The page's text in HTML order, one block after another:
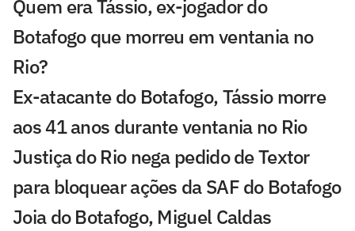
Quem era Tássio, ex-jogador do
Botafogo que morreu em ventania no
Rio?
Ex-atacante do Botafogo, Tássio morre
aos 41 anos durante ventania no Rio
Justiça do Rio nega pedido de Textor
para bloquear ações da SAF do Botafogo
Joia do Botafogo, Miguel Caldas